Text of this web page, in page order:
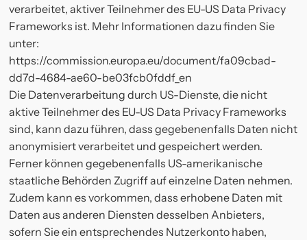
verarbeitet, aktiver Teilnehmer des EU-US Data Privacy
Frameworks ist. Mehr Informationen dazu finden Sie
unter:
https://commission.europa.eu/document/fa09cbad-
dd7d-4684-ae60-be03fcb0fddf_en
Die Datenverarbeitung durch US-Dienste, die nicht
aktive Teilnehmer des EU-US Data Privacy Frameworks
sind, kann dazu führen, dass gegebenenfalls Daten nicht
anonymisiert verarbeitet und gespeichert werden.
Ferner können gegebenenfalls US-amerikanische
staatliche Behörden Zugriff auf einzelne Daten nehmen.
Zudem kann es vorkommen, dass erhobene Daten mit
Daten aus anderen Diensten desselben Anbieters,
sofern Sie ein entsprechendes Nutzerkonto haben,